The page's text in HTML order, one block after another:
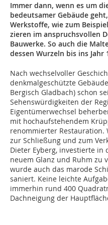
Immer dann, wenn es um
bedeutsamer Gebäude
Werkstoffe, wie zum
zieren im anspruchsvollen
Bauwerke. So auch die
dessen Wurzeln bis ins Jahr
Nach wechselvoller
denkmalgeschützte
Bergisch Gladbach) schon
Sehenswürdigkeiten der
Eigentümerwechsel
mit hochaufstehendem
renommierter
zur Schließung und zum
Dieter Eyberg, investierte in
neuem Glanz und Ruhm zu
wurde auch das marode
saniert. Keine leichte
immerhin rund 400
Dachneigung der